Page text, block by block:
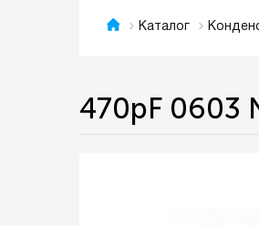
Каталог
470pF 0603